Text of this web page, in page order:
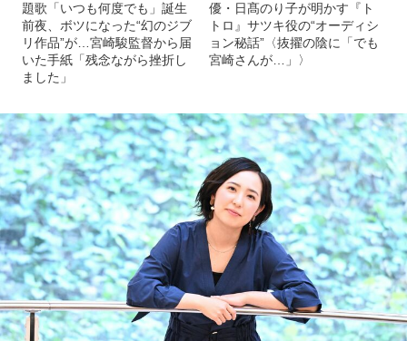
題歌「いつも何度でも」誕生
前夜、ボツになった“幻のジブ
リ作品”が…宮崎駿監督から届
いた手紙「残念ながら挫折し
ました」
優・日髙のり子が明かす『ト
トロ』サツキ役の“オーディシ
ョン秘話”〈抜擢の陰に「でも
宮崎さんが…」〉